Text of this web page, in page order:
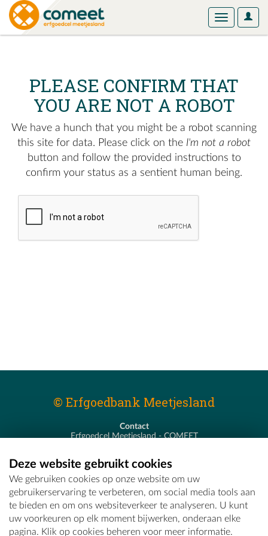
User
Toggle
PLEASE CONFIRM THAT
YOU ARE NOT A ROBOT
We have a hunch that you might be a robot scanning
this site for data. Please click on the I'm not a robot
button and follow the provided instructions to
confirm your status as a sentient human being.
© Erfgoedbank Meetjesland
Contact
Erfgoedcel Meetjesland - COMEET
T - 09 373 75 96
E -erfgoedcel@comeet.be
Deze website gebruikt cookies
We gebruiken cookies op onze website om uw
gebruikerservaring te verbeteren, om social media tools aan
te bieden en om ons websiteverkeer te analyseren. U kunt
uw voorkeuren op elk moment bijwerken, onderaan elke
pagina. Klik op cookies beheren voor meer informatie.